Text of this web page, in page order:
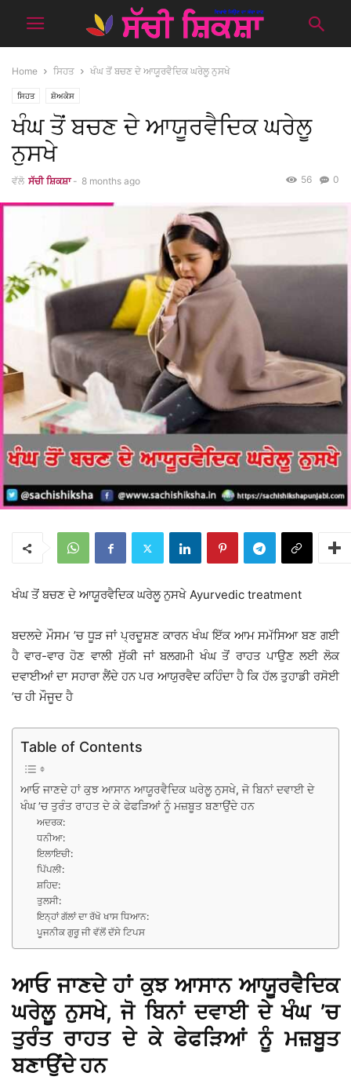
Home ਸਿਹਤ ਖੰਘ ਤੋਂ ਬਚਣ ਦੇ ਆਯੂਰਵੈਦਿਕ ਘਰੇਲੂ ਨੁਸਖੇ
ਸਿਹਤ ਸ਼ੋਅਕੇਸ
ਖੰਘ ਤੋਂ ਬਚਣ ਦੇ ਆਯੂਰਵੈਦਿਕ ਘਰੇਲੂ
ਨੁਸਖੇ
ਵੱਲੋ ਸੱਚੀ ਸ਼ਿਕਸ਼ਾ - 8 months ago 0
56
ਖੰਘ ਤੋਂ ਬਚਣ ਦੇ ਆਯੂਰਵੈਦਿਕ ਘਰੇਲੂ ਨੁਸਖੇ Ayurvedic treatment
ਬਦਲਦੇ ਮੌਸਮ ’ਚ ਧੂੜ ਜਾਂ ਪ੍ਰਦੂਸ਼ਣ ਕਾਰਨ ਖੰਘ ਇੱਕ ਆਮ ਸਮੱਸਿਆ ਬਣ ਗਈ
ਹੈ ਵਾਰ-ਵਾਰ ਹੋਣ ਵਾਲੀ ਸੁੱਕੀ ਜਾਂ ਬਲਗਮੀ ਖੰਘ ਤੋਂ ਰਾਹਤ ਪਾਉਣ ਲਈ ਲੋਕ
ਦਵਾਈਆਂ ਦਾ ਸਹਾਰਾ ਲੈਂਦੇ ਹਨ ਪਰ ਆਯੁਰਵੈਦ ਕਹਿੰਦਾ ਹੈ ਕਿ ਹੱਲ ਤੁਹਾਡੀ ਰਸੋਈ
’ਚ ਹੀ ਮੌਜੂਦ ਹੈ
Table of Contents
ਆਓ ਜਾਣਦੇ ਹਾਂ ਕੁਝ ਆਸਾਨ ਆਯੂਰਵੈਦਿਕ ਘਰੇਲੂ ਨੁਸਖੇ, ਜੋ ਬਿਨਾਂ ਦਵਾਈ ਦੇ
ਖੰਘ ’ਚ ਤੁਰੰਤ ਰਾਹਤ ਦੇ ਕੇ ਫੇਫੜਿਆਂ ਨੂੰ ਮਜ਼ਬੂਤ ਬਣਾਉਂਦੇ ਹਨ
ਅਦਰਕ:
ਧਨੀਆ:
ਇਲਾਇਚੀ:
ਪਿੱਪਲੀ:
ਸ਼ਹਿਦ:
ਤੁਲਸੀ:
ਇਨ੍ਹਾਂ ਗੱਲਾਂ ਦਾ ਰੱਖੋ ਖਾਸ ਧਿਆਨ:
ਪੂਜਨੀਕ ਗੁਰੂ ਜੀ ਵੱਲੋਂ ਦੱਸੇ ਟਿਪਸ
ਆਓ ਜਾਣਦੇ ਹਾਂ ਕੁਝ ਆਸਾਨ ਆਯੂਰਵੈਦਿਕ
ਘਰੇਲੂ ਨੁਸਖੇ, ਜੋ ਬਿਨਾਂ ਦਵਾਈ ਦੇ ਖੰਘ ’ਚ
ਤੁਰੰਤ ਰਾਹਤ ਦੇ ਕੇ ਫੇਫੜਿਆਂ ਨੂੰ ਮਜ਼ਬੂਤ
ਬਣਾਉਂਦੇ ਹਨ